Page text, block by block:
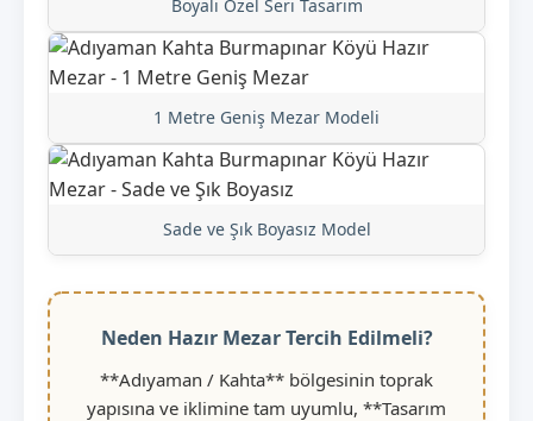
Boyalı Özel Seri Tasarım
1 Metre Geniş Mezar Modeli
Sade ve Şık Boyasız Model
Neden Hazır Mezar Tercih Edilmeli?
**Adıyaman / Kahta** bölgesinin toprak
yapısına ve iklimine tam uyumlu, **Tasarım